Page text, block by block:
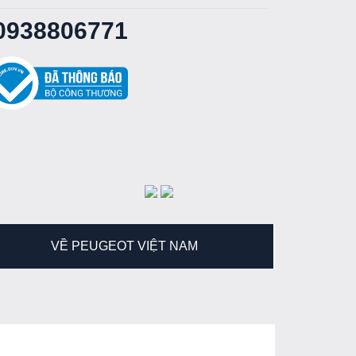
VỀ PEUGEOT VIỆT NAM